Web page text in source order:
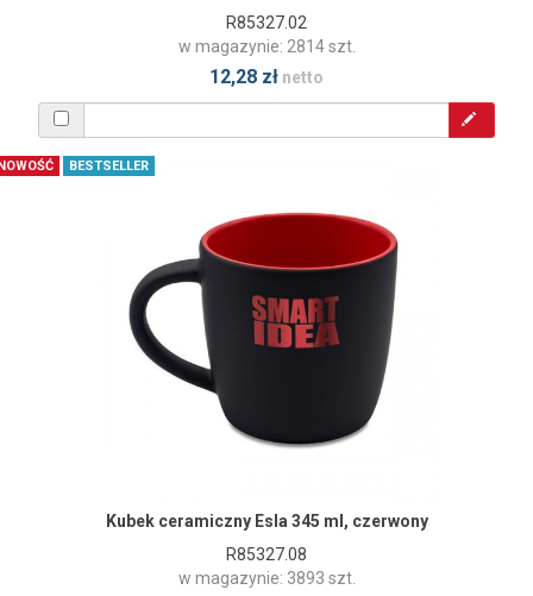
R85327.02
w magazynie: 2814 szt.
12,28 zł netto
BESTSELLER
Kubek ceramiczny Esla 345 ml, czerwony
R85327.08
w magazynie: 3893 szt.